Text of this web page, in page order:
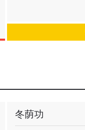
冬荫功